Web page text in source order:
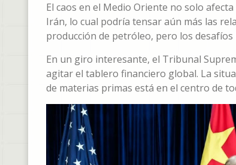
El caos en el Medio Oriente no solo
Irán, lo cual podría tensar aún más las
producción de petróleo, pero los
En un giro interesante, el Tribunal
agitar el tablero financiero global. La
de materias primas está en el centro de